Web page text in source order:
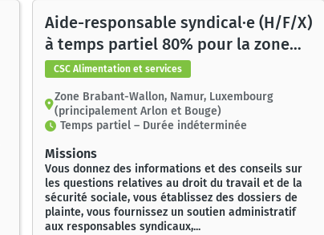
Aide-responsable syndical·e (H/F/X)
à temps partiel 80% pour la zone
Brabant-Wallon, Namur,
Luxembourg
CSC Alimentation et services
Zone Brabant-Wallon, Namur, Luxembourg
(principalement Arlon et Bouge)
Temps partiel – Durée indéterminée
Missions
Vous donnez des informations et des conseils sur
les questions relatives au droit du travail et de la
sécurité sociale, vous établissez des dossiers de
plainte, vous fournissez un soutien administratif
aux responsables syndicaux,...